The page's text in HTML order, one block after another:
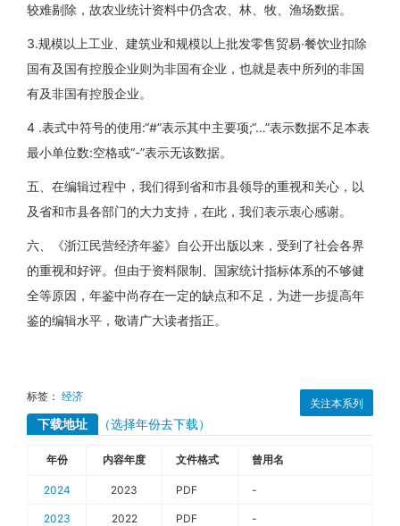
较难剔除，故农业统计资料中仍含农、林、牧、渔场数据。
3.规模以上工业、建筑业和规模以上批发零售贸易·餐饮业扣除
国有及国有控股企业则为非国有企业，也就是表中所列的非国
有及非国有控股企业。
4 .表式中符号的使用:“#”表示其中主要项;“…”表示数据不足本表
最小单位数:空格或“-”表示无该数据。
五、在编辑过程中，我们得到省和市县领导的重视和关心，以
及省和市县各部门的大力支持，在此，我们表示衷心感谢。
六、《浙江民营经济年鉴》自公开出版以来，受到了社会各界
的重视和好评。但由于资料限制、国家统计指标体系的不够健
全等原因，年鉴中尚存在一定的缺点和不足，为进一步提高年
鉴的编辑水平，敬请广大读者指正。
关注本系列
标签： 经济
下载地址 （选择年份去下载）
年份 内容年度 文件格式 曾用名
2024 2023 PDF -
2023 2022 PDF -